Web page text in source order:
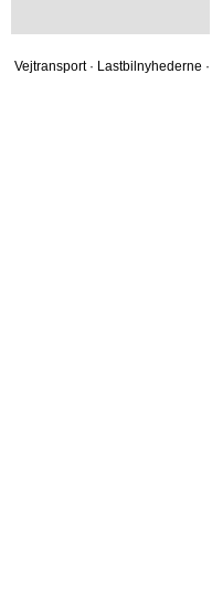
Vejtransport · Lastbilnyhederne ·